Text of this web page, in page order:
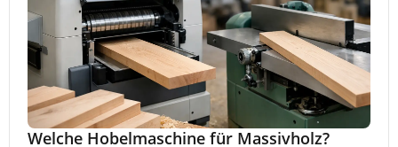
Welche Hobelmaschine für Massivholz?